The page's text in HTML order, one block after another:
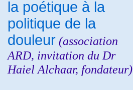
la poétique à la
politique de la
douleur (association
ARD, invitation du Dr
Haiel Alchaar, fondateur)